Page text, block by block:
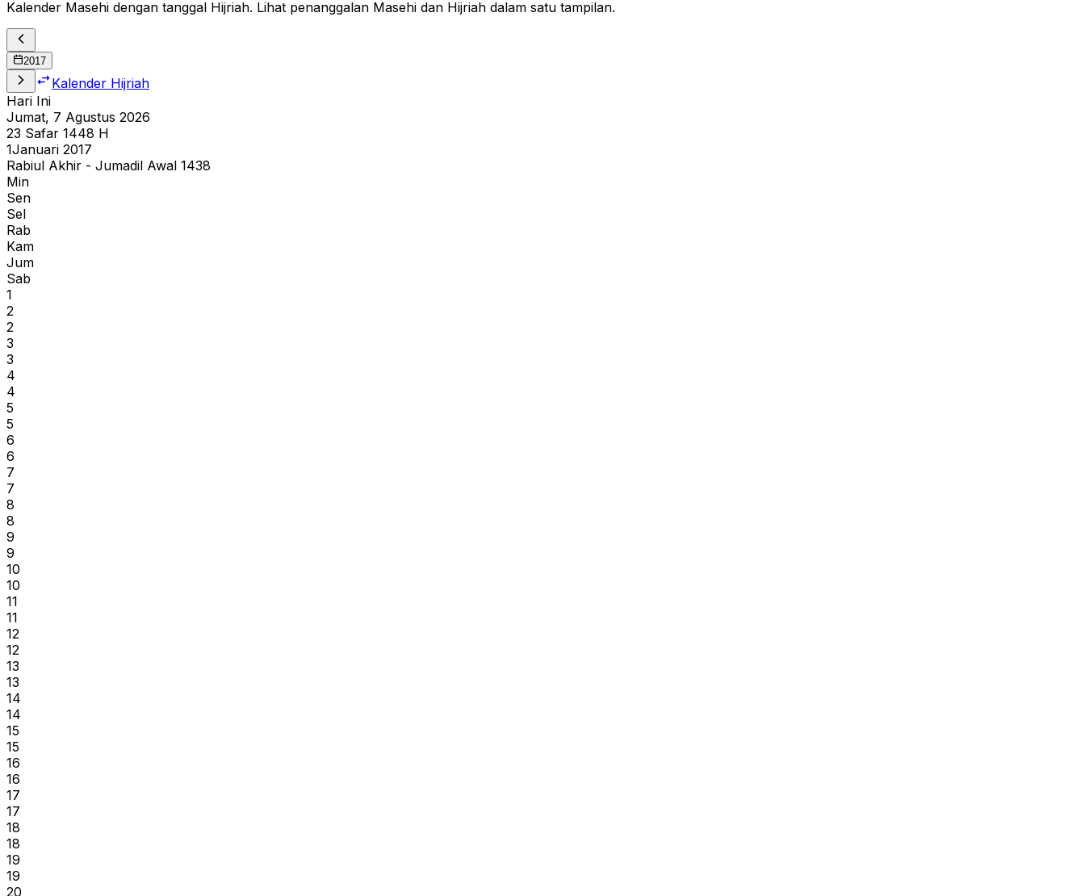
Kalender Masehi dengan tanggal Hijriah. Lihat penanggalan Masehi dan Hijriah dalam satu tampilan.
2017
Kalender Hijriah
Hari Ini
Jumat, 7 Agustus 2026
23 Safar 1448 H
1Januari 2017
Rabiul Akhir - Jumadil Awal 1438
Min
Sen
Sel
Rab
Kam
Jum
Sab
1
2
2
3
3
4
4
5
5
6
6
7
7
8
8
9
9
10
10
11
11
12
12
13
13
14
14
15
15
16
16
17
17
18
18
19
19
20